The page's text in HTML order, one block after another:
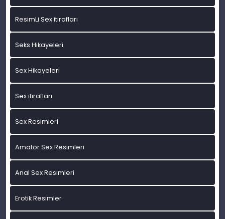
ResimLi Sex itirafları
Seks Hikayeleri
Sex Hikayeleri
Sex itirafları
Sex Resimleri
Amatör Sex Resimleri
Anal Sex Resimleri
Erotik Resimler